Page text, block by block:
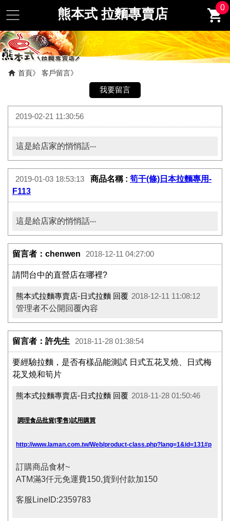
熊本式 拉麵專賣店 0
首頁 客戶留言
2019-02-21 11:30:56
這是給店家的悄悄話‧‧‧
2019-01-03 18:53:13 商品名稱 : 筍干(條)日本拉麵專用-
F113
這是給店家的悄悄話‧‧‧
留言者：chenwen 2018-12-11 04:27:00
請問台中的直營店在哪裡?
熊本式拉麵專賣店-日式拉麵 回覆 2018-12-11 11:08:12
管理者不公開回覆內容
留言者：許先生 2018-11-28 01:38:54
要經驗拉麵，是否有樣品能測試 日式五花叉燒、日式梅
花叉燒和筍片
熊本式拉麵專賣店-日式拉麵 回覆 2018-11-28 01:50:46
調理食品批貨(零售)試用購買
http://www.laman.com.tw/Web/product-class.php?lang=1&id=131#p
訂購商品食材~
ATM滿3仟元免運費150,貨到付款加150
客服LineID:2359783